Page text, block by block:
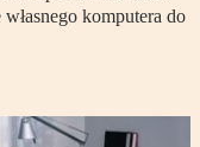
komputera do